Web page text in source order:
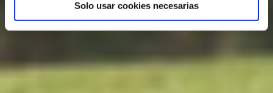
Solo usar cookies necesarias